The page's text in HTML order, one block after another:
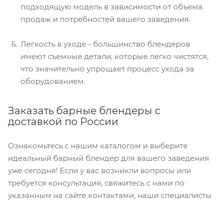
подходящую модель в зависимости от объема
продаж и потребностей вашего заведения.
Легкость в уходе - большинство блендеров
имеют съемные детали, которые легко чистятся,
что значительно упрощает процесс ухода за
оборудованием.
Заказать барные блендеры с
доставкой по России
Ознакомьтесь с нашим каталогом и выберите
идеальный барный блендер для вашего заведения
уже сегодня! Если у вас возникли вопросы или
требуется консультация, свяжитесь с нами по
указанным на сайте контактами, наши специалисты